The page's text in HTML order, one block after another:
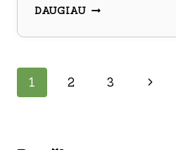
DAUGIAUEGZOTIŠKAS
BLAUZDELIŲ
Page
1 2 3
Next